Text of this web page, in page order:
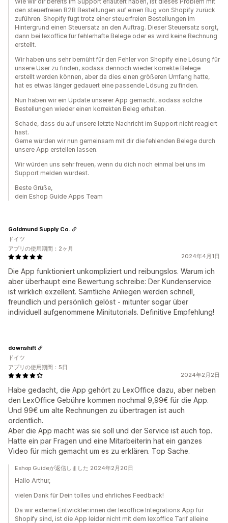
den steuerfreien B2B Bestellungen auf einen Bug von Shopify zurück
zuführen. Shopify fügt trotz einer steuerfreien Bestellungen im
Hintergrund einen Steuersatz an den Auftrag. Dieser Steuersatz sorgt,
dann bei lexoffice für fehlerhafte Belege oder es wird keine Rechnung
erstellt.
Wir haben uns sehr bemüht für den Fehler von Shopify eine Lösung für
unsere User zu finden, sodass dennoch wieder korrekte Belege
erstellt werden können, aber da dies einen größeren Umfang hatte,
hat es etwas länger gedauert eine passende Lösung zu finden.
Nun haben wir ein Update unserer App gemacht, sodass solche
Bestellungen wieder einen korrekten Beleg erhalten.
Schade, dass du auf unsere letzte Nachricht im Support nicht reagiert
hast.
Gerne würden wir nun gemeinsam mit dir die fehlenden Belege durch
unsere App erstellen lassen.
Wir würden uns sehr freuen, wenn du dich noch einmal bei uns im
Support melden würdest.
Beste Grüße,
dein Eshop Guide Apps Team
2024年4月1日
Die App funktioniert unkompliziert und reibungslos. Warum ich
aber überhaupt eine Bewertung schreibe: Der Kundenservice
ist wirklich exzellent. Sämtliche Anliegen werden schnell,
freundlich und persönlich gelöst - mitunter sogar über
individuell aufgenommene Minitutorials. Definitive Empfehlung!
Goldmund Supply Co.
ドイツ
アプリの使用期間：2ヶ月
2024年2月2日
Habe gedacht, die App gehört zu LexOffice dazu, aber neben
den LexOffice Gebühre kommen nochmal 9,99€ für die App.
Und 99€ um alte Rechnungen zu übertragen ist auch
ordentlich.
Aber die App macht was sie soll und der Service ist auch top.
Hatte ein par Fragen und eine Mitarbeiterin hat ein ganzes
Video für mich gemacht um es zu erklären. Top Sache.
downshift
ドイツ
アプリの使用期間：5日
Eshop Guideが返信しました 2024年2月20日
Hallo Arthur,
vielen Dank für Dein tolles und ehrliches Feedback!
Da wir externe Entwickler:innen der lexoffice Integrations App für
Shopify sind, ist die App leider nicht mit dem lexoffice Tarif alleine